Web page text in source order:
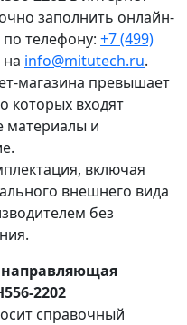
заполнить онлайн-
телефону: +7 (499)
info@mitutech.ru.
магазина превышает
которых входят
материалы и
включая
внешнего вида
без
направляющая
2202
справочный